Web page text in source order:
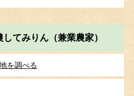
てみりん（兼業農家）
を調べる